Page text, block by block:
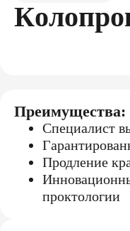
Преимущества:
Специалист
Продление
проктологии